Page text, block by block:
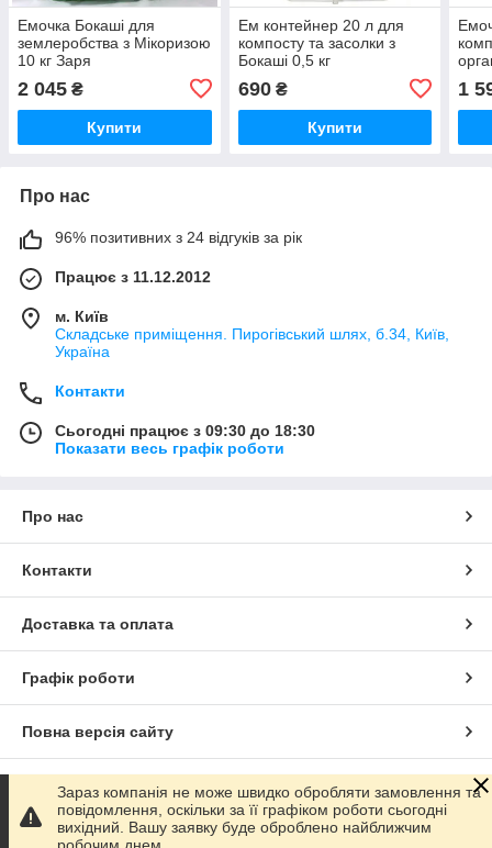
Емочка Бокаші для
землеробства з Мікоризою
10 кг Заря
2 045 ₴
Купити
Ем контейнер 20 л для
компосту та засолки з
Бокаші 0,5 кг
690₴
Купити
1
Про нас
96% позитивних з 24 відгуків за рік
Працює з 11.12.2012
м. Київ
Складське приміщення. Пирогівський шлях, б.34, Київ,
Україна
Контакти
Сьогодні працює з 09:30 до 18:30
Показати весь графік роботи
Про нас
Контакти
Доставка та оплата
Графік роботи
Повна версія сайту
Сайт створено на маркетплейсі Prom.ua
Політика конфіденційності
Зараз компанія не може швидко обробляти замовлення та
повідомлення, оскільки за її графіком роботи сьогодні
вихідний. Вашу заявку буде оброблено найближчим